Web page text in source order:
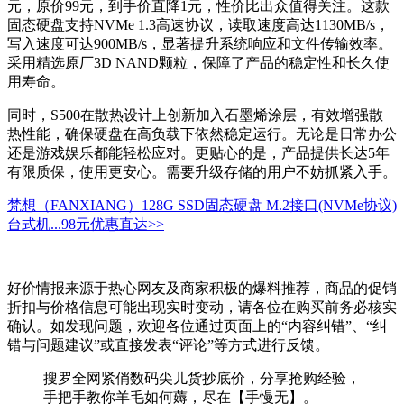
元，原价99元，到手价直降1元，性价比出众值得关注。这款
固态硬盘支持NVMe 1.3高速协议，读取速度高达1130MB/s，
写入速度可达900MB/s，显著提升系统响应和文件传输效率。
采用精选原厂3D NAND颗粒，保障了产品的稳定性和长久使
用寿命。
同时，S500在散热设计上创新加入石墨烯涂层，有效增强散
热性能，确保硬盘在高负载下依然稳定运行。无论是日常办公
还是游戏娱乐都能轻松应对。更贴心的是，产品提供长达5年
有限质保，使用更安心。需要升级存储的用户不妨抓紧入手。
梵想（FANXIANG）128G SSD固态硬盘 M.2接口(NVMe协议)
台式机...98元优惠直达>>
好价情报来源于热心网友及商家积极的爆料推荐，商品的促销
折扣与价格信息可能出现实时变动，请各位在购买前务必核实
确认。如发现问题，欢迎各位通过页面上的“内容纠错”、“纠
错与问题建议”或直接发表“评论”等方式进行反馈。
搜罗全网紧俏数码尖儿货抄底价，分享抢购经验，
手把手教你羊毛如何薅，尽在【手慢无】。